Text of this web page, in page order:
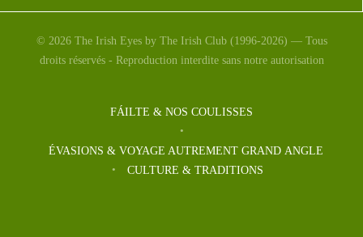
ARD BIA COOKBOOK Cork University Press Un
livre de recette en anglais. Mise en scène avec
imagination, le […]
© 2026 The Irish Eyes by The Irish Club (1996-2026) — Tous
droits réservés - Reproduction interdite sans notre autorisation
FÁILTE & NOS COULISSES
ÉVASIONS & VOYAGE AUTREMENT GRAND ANGLE
CULTURE & TRADITIONS